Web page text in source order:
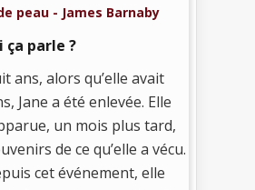
peau - James Barnaby
ça parle ?
ans, alors qu’elle avait
Jane a été enlevée. Elle
un mois plus tard,
de ce qu’elle a vécu.
cet événement, elle